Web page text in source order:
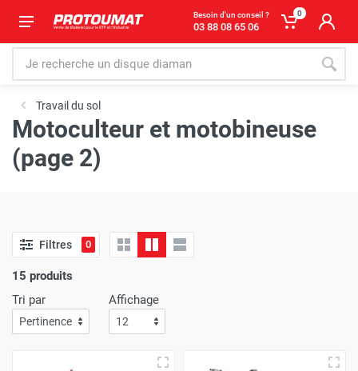
Besoin d'un conseil ?
03 88 08 65 06
0
Travail du sol
Motoculteur et motobineuse
(page 2)
Filtres 0
15 produits
Tri par
Affichage